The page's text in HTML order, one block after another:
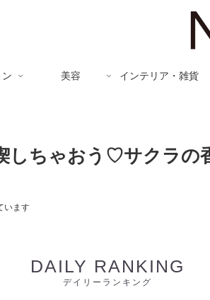
美容 インテリア・雑貨
しちゃおう♡サクラの
います
DAILY RANKING
デイリーランキング